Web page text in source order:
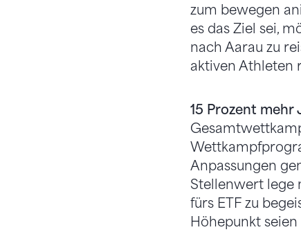
zum bewegen
es das Ziel sei,
nach Aarau zu
aktiven Athleten
15 Prozent mehr
Anpassungen
Stellenwert lege
fürs ETF zu
Höhepunkt